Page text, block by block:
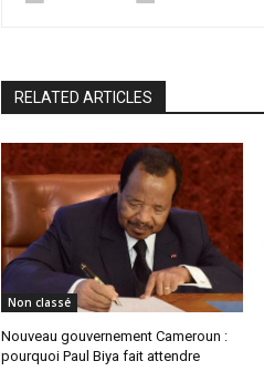
RELATED ARTICLES
Non classé
Nouveau gouvernement Cameroun :
pourquoi Paul Biya fait attendre